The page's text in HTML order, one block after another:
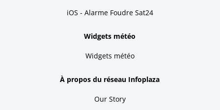
iOS - Alarme Foudre Sat24
Widgets météo
Widgets météo
À propos du réseau Infoplaza
Our Story